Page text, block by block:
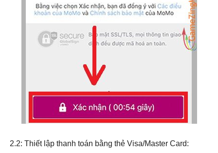
2.2: Thiết lập thanh toán bằng thẻ Visa/Master Card: